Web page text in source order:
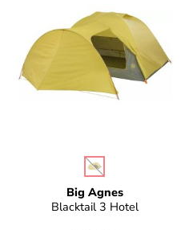
Big Agnes
Blacktail 3 Hotel
Farbeauswählen
(Diese Option ist